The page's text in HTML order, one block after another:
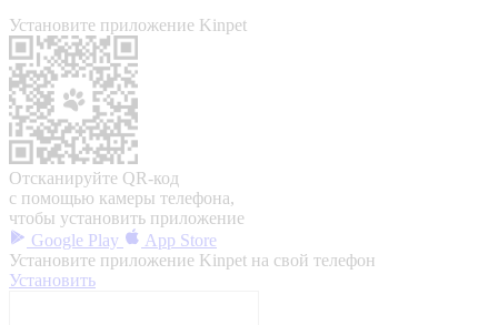
Установите приложение Kinpet
Отсканируйте QR-код
с помощью камеры телефона,
чтобы установить приложение
Google Play
App Store
Установите приложение Kinpet на свой телефон
Установить